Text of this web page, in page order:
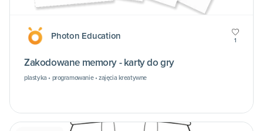
Photon Education 1
Zakodowane memory - karty do gry
plastyka • programowanie • zajęcia kreatywne